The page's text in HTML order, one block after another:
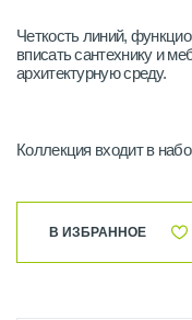
Четкость линий,
вписать сантехнику и
архитектурную среду.
Коллекция входит в
В ИЗБРАННОЕ